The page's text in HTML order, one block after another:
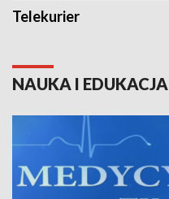
Telekurier
NAUKA I EDUKACJA